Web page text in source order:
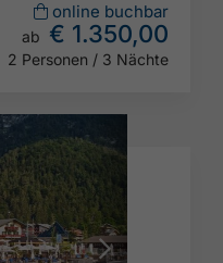
online buchbar
ab € 1.350,00
2 Personen / 3 Nächte